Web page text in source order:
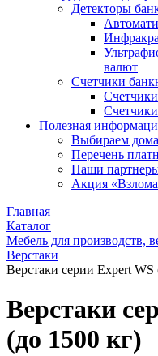
Детекторы
валют
Счетчики
Полезная
Выбираем
Перечень
Наши
Акция
Главная
Каталог
Мебель для производств,
Верстаки
Верстаки серии Expert WS
Верстаки
(до 1500 кг)